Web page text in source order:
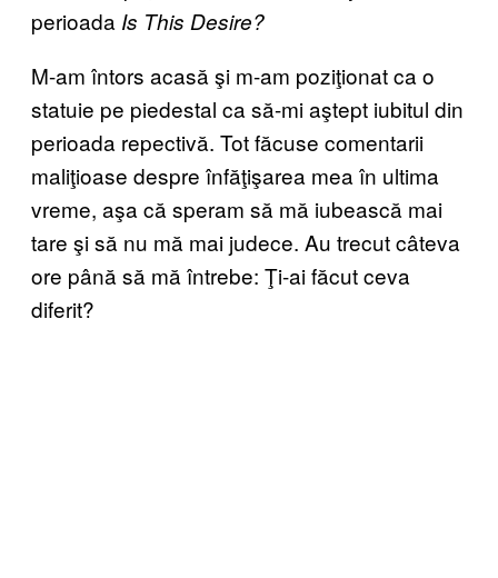
perioada Is This Desire?
M-am întors acasă şi m-am poziţionat ca o
statuie pe piedestal ca să-mi aştept iubitul din
perioada repectivă. Tot făcuse comentarii
maliţioase despre înfăţişarea mea în ultima
vreme, aşa că speram să mă iubească mai
tare şi să nu mă mai judece. Au trecut câteva
ore până să mă întrebe: Ţi-ai făcut ceva
diferit?